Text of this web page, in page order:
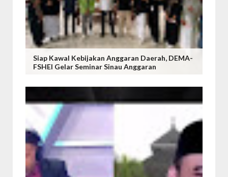
Siap Kawal Kebijakan Anggaran Daerah, DEMA-
FSHEI Gelar Seminar Sinau Anggaran